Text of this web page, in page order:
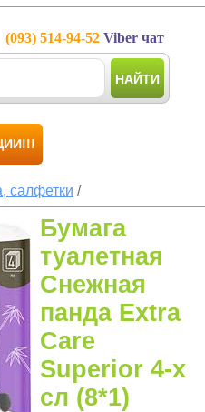
(093) 514-94-52 Viber чат
НАЙТИ
салфетки /
Бумага
туалетная
Снежная
панда Extra
Care
Superior 4-х
сл (8*1)